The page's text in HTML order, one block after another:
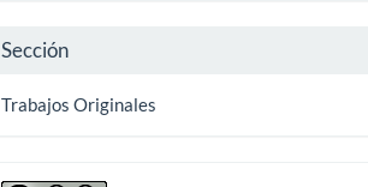
Sección
Trabajos Originales